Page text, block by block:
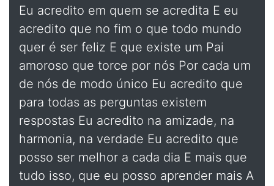
Eu acredito em quem se acredita E eu
acredito que no fim o que todo mundo
quer é ser feliz E que existe um Pai
amoroso que torce por nós Por cada um
de nós de modo único Eu acredito que
para todas as perguntas existem
respostas Eu acredito na amizade, na
harmonia, na verdade Eu acredito que
posso ser melhor a cada dia E mais que
tudo isso, que eu posso aprender mais A